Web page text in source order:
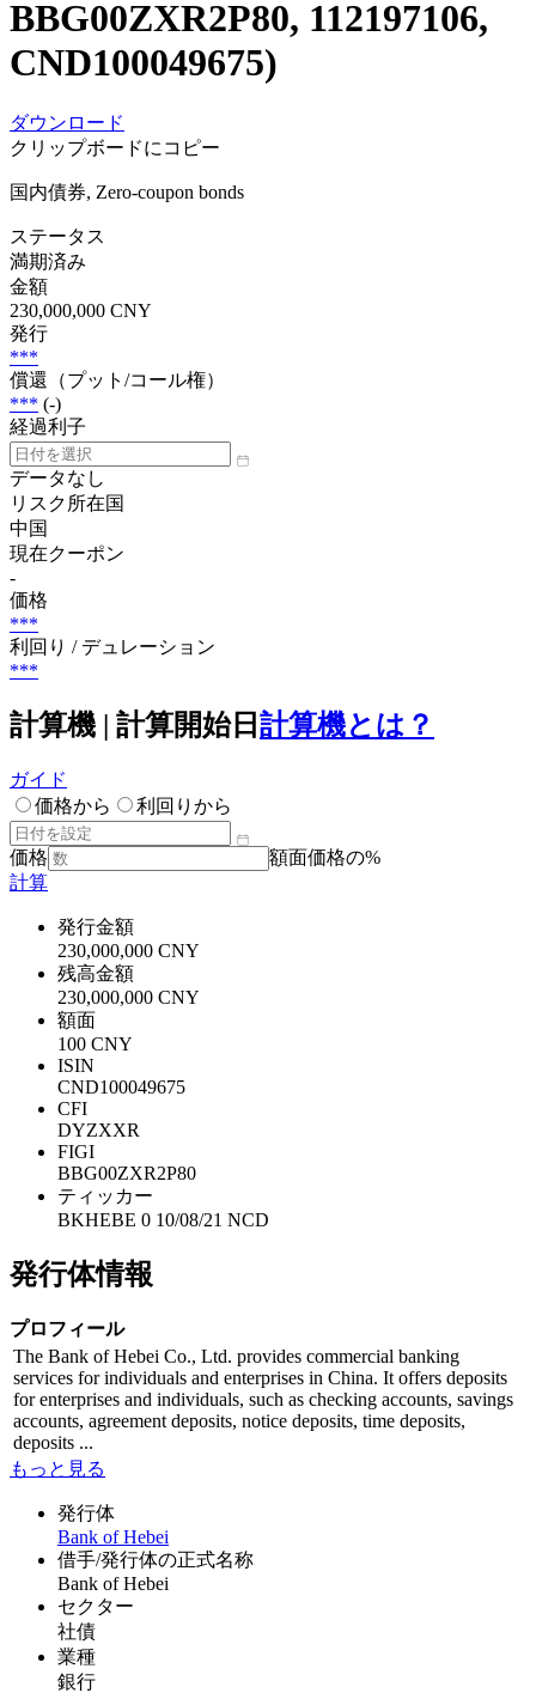
BBG00ZXR2P80, 112197106,
CND100049675)
ダウンロード
クリップボードにコピー
国内債券, Zero-coupon bonds
ステータス
満期済み
金額
230,000,000 CNY
発行
***
償還（プット/コール権）
*** (-)
経過利子
データなし
リスク所在国
中国
現在クーポン
-
価格
***
利回り / デュレーション
***
計算機 | 計算開始日 計算機とは？
ガイド
価格から
利回りから
価格
額面価格の%
計算
発行金額
230,000,000 CNY
残高金額
230,000,000 CNY
額面
100 CNY
ISIN
CND100049675
CFI
DYZXXR
FIGI
BBG00ZXR2P80
ティッカー
BKHEBE 0 10/08/21 NCD
発行体情報
プロフィール
The Bank of Hebei Co., Ltd. provides commercial banking
services for individuals and enterprises in China. It offers deposits
for enterprises and individuals, such as checking accounts, savings
accounts, agreement deposits, notice deposits, time deposits,
deposits ...
もっと見る
発行体
Bank of Hebei
借手/発行体の正式名称
Bank of Hebei
セクター
社債
業種
銀行